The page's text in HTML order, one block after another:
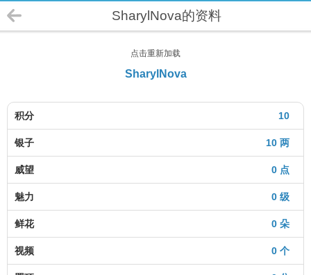
SharylNova的资料
点击重新加载
SharylNova
10
积分
10 两
银子
0 点
威望
0 级
魅力
0 朵
鲜花
0 个
视频